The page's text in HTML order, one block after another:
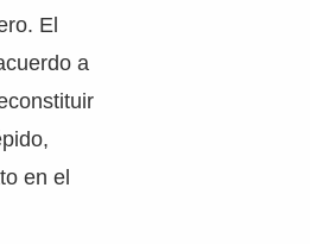
El
a
en el